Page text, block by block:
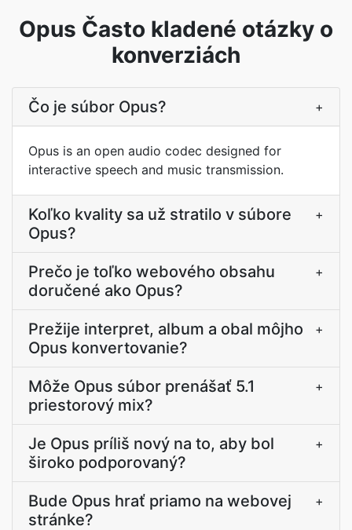
Opus Často kladené otázky o
konverziách
Čo je súbor Opus? +
Opus is an open audio codec designed for
interactive speech and music transmission.
Koľko kvality sa už stratilo v súbore
Opus?
+
Prečo je toľko webového obsahu
doručené ako Opus?
+
Prežije interpret, album a obal môjho
Opus konvertovanie?
+
Môže Opus súbor prenášať 5.1
priestorový mix?
+
Je Opus príliš nový na to, aby bol
široko podporovaný?
+
Bude Opus hrať priamo na webovej
stránke?
+